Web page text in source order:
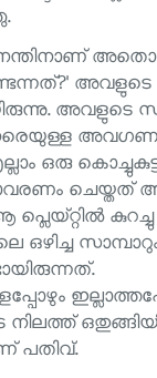
അവളുടെ
അവളുടെ
ഒരു
ചെയ്തത്
ആ പ്ലെയ്റ്റിൽ
ഒഴിച്ച
പതിവ്.